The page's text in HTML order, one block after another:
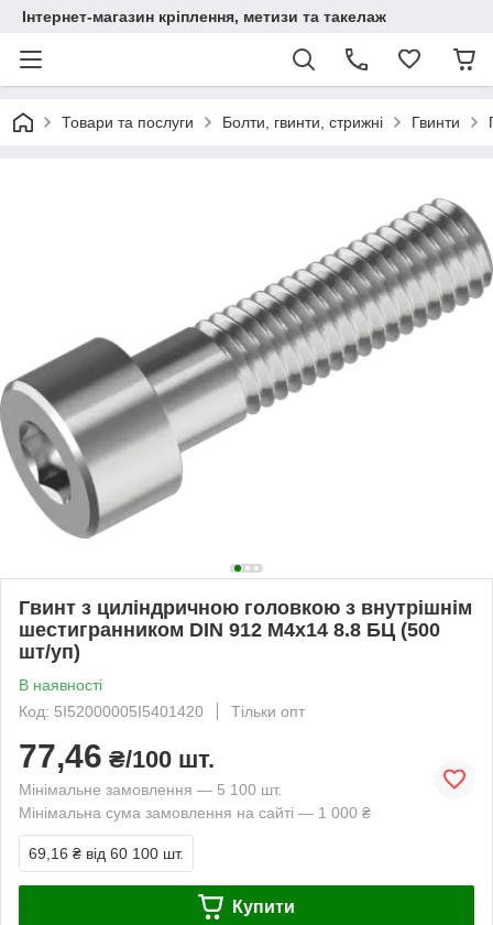
Інтернет-магазин кріплення, метизи та такелаж
Товари та послуги Болти, гвинти, стрижні Гвинти
Гвинт з циліндричною головкою з внутрішнім
шестигранником DIN 912 М4х14 8.8 БЦ (500
шт/уп)
В наявності
Код: 5I52000005I5401420
Тільки опт
77,46 ₴/100 шт.
Мінімальне замовлення — 5 100 шт.
Мінімальна сума замовлення на сайті — 1 000 ₴
69,16 ₴ від 60 100 шт.
Купити